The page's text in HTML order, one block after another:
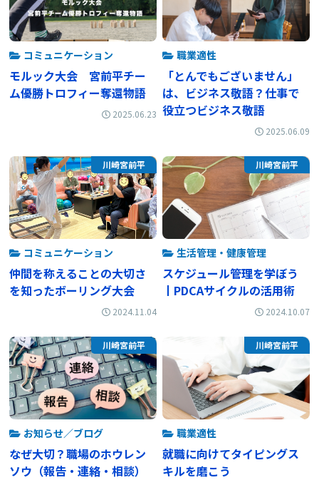
コミュニケーション
モルック大会 宮前平チー
ム優勝トロフィー奪還物語
2025.06.23
職業適性
「とんでもございません」
は、ビジネス敬語？仕事で
役立つビジネス敬語
2025.06.09
川崎宮前平
コミュニケーション
仲間を称えることの大切さ
を知ったボーリング大会
2024.11.04
川崎宮前平
生活管理・健康管理
スケジュール管理を学ぼう
丨PDCAサイクルの活用術
2024.10.07
川崎宮前平
お知らせ／ブログ
なぜ大切？職場のホウレン
ソウ（報告・連絡・相談）
川崎宮前平
職業適性
就職に向けてタイピングス
キルを磨こう